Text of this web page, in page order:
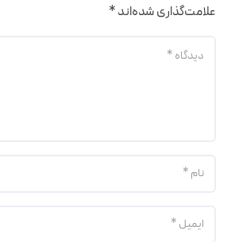
علامت‌گذاری شده‌اند*